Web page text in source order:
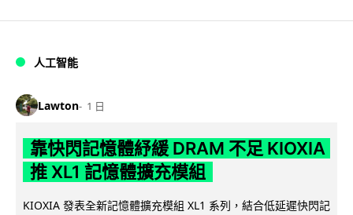
人工智能
Lawton 1 日
靠快閃記憶體紓緩 DRAM 不足 KIOXIA
推 XL1 記憶體擴充模組
KIOXIA 發表全新記憶體擴充模組 XL1 系列，結合低延遲快閃記